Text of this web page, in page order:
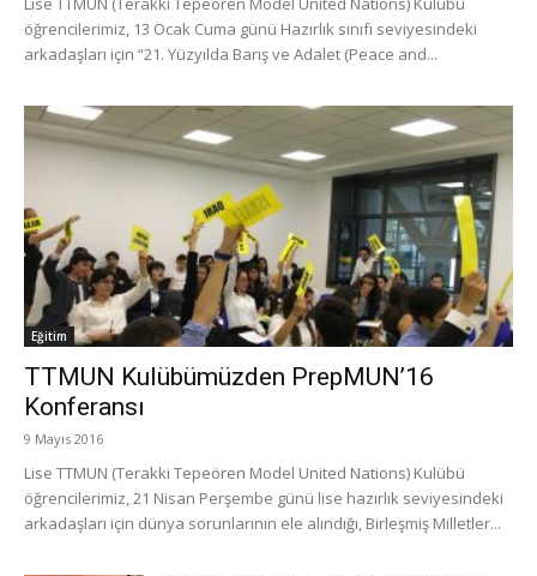
öğrencilerimiz, 13 Ocak Cuma günü Hazırlık sınıfı seviyesindeki
arkadaşları için “21. Yüzyılda Barış ve Adalet (Peace and...
Eğitim
TTMUN Kulübümüzden PrepMUN’16
Konferansı
9 Mayıs 2016
Lise TTMUN (Terakki Tepeören Model United Nations) Kulübü
öğrencilerimiz, 21 Nisan Perşembe günü lise hazırlık seviyesindeki
arkadaşları için dünya sorunlarının ele alındığı, Birleşmiş Milletler...